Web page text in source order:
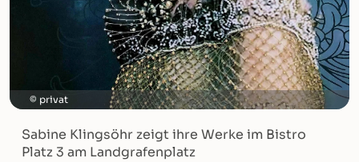
privat
Sabine Klingsöhr zeigt ihre Werke im Bistro
Platz 3 am Landgrafenplatz